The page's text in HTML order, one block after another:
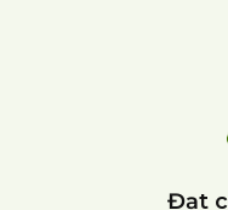
Đạt